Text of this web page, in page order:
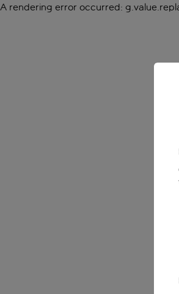
A rendering error occurred: